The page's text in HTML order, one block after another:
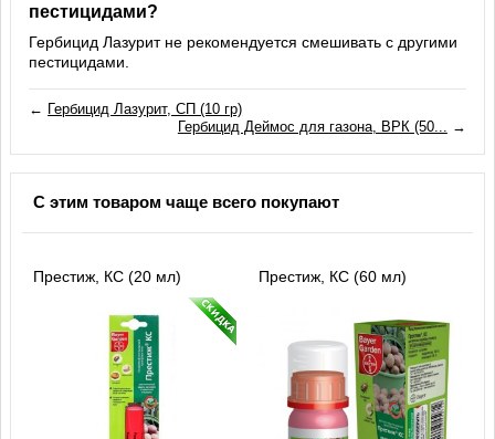
пестицидами?
Гербицид Лазурит не рекомендуется смешивать с другими
пестицидами.
← Гербицид Лазурит, СП (10 гр)
Гербицид Деймос для газона, ВРК (50... →
С этим товаром чаще всего покупают
Престиж, КС (20 мл) Престиж, КС (60 мл)